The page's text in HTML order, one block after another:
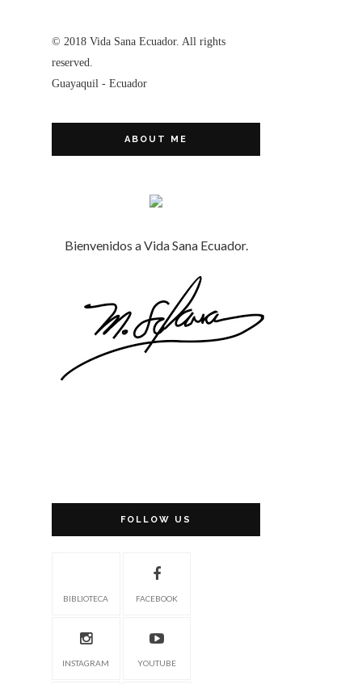
© 2018 Vida Sana Ecuador. All rights
reserved.
Guayaquil - Ecuador
ABOUT ME
Bienvenidos a Vida Sana Ecuador.
FOLLOW US
BIBLIOTECA FACEBOOK
INSTAGRAM YOUTUBE